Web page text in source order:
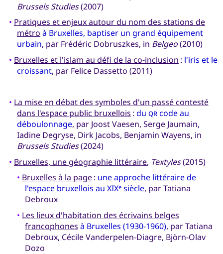
Brussels Studies(2007)
• Pratiques et enjeux autour du nom des stations de
métro à Bruxelles, baptiser un grand équipement
urbain, par Frédéric Dobruszkes, in Belgeo(2010)
• Bruxelles et l'islam au défi de la co-inclusion : l'iris et le
croissant, par Felice Dassetto (2011)
• La mise en débat des symboles d'un passé contesté
dans l'espace public bruxellois : du qrcode au
déboulonnage, par Joost Vaesen, Serge Jaumain,
Iadine Degryse, Dirk Jacobs, Benjamin Wayens, in
Brussels Studies(2024)
• Bruxelles, une géographie littéraire, Textyles(2015)
• Bruxelles à la page: une approche littéraire de
l'espace bruxellois au XIXesiècle, par Tatiana
Debroux
• Les lieux d'habitation des écrivains belges
francophones à Bruxelles (1930-1960), par Tatiana
Debroux, Cécile Vanderpelen-Diagre, Björn-Olav
Dozo